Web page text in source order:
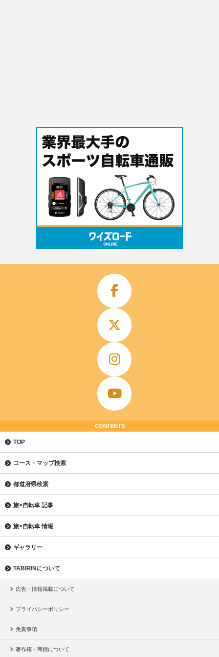
CONTENTS
TOP
コース・マップ検索
都道府県検索
旅×自転車 記事
旅×自転車 情報
ギャラリー
TABIRINについて
広告・情報掲載について
プライバシーポリシー
免責事項
著作権・商標について